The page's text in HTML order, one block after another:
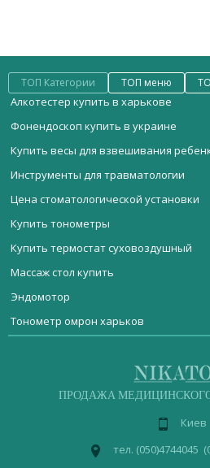
ТОП Категории ТОП меню
Алкотестер купить в харькове
Фонендоскоп купить в украине
Купить весы для взвешивания
Инструменты для травматологии
Цена стоматологической установки
Купить тонометры
Купить термостат суховоздушный
Массаж стол купить
Эндомотор
Тонометр омрон харьков
Фотополимерная лампа купить
Маммограф цифровой купить
Пульсоксиметр бровары купить
Реанимационное оборудование
ДИАГНОСТИЧЕСКОЕ ОБОРУДОВАНИЕ
Лабораторное оборудование
Физиотерапевтическое оборудование
пеленальный
Светильник светодиодный
УЗИ аппарат LOGIQ V2
Матрас трехсекционный МД-3
Рентгеновский аппарат IMAX 8800
ПРОДАЖА
Киев
тел. (050)4744045